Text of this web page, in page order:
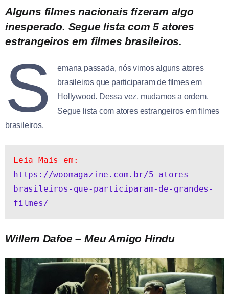
Alguns filmes nacionais fizeram algo
inesperado. Segue lista com 5 atores
estrangeiros em filmes brasileiros.
S
emana passada, nós vimos alguns atores
brasileiros que participaram de filmes em
Hollywood. Dessa vez, mudamos a ordem.
Segue lista com atores estrangeiros em filmes
brasileiros.
https://woomagazine.com.br/5-atores-
brasileiros-que-participaram-de-grandes-
filmes/
Willem Dafoe – Meu Amigo Hindu